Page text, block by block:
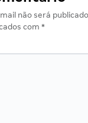
não será
com *